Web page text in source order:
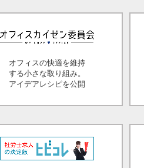
オフィスの快適を維持
する小さな取り組み。
アイデアレシピを公開